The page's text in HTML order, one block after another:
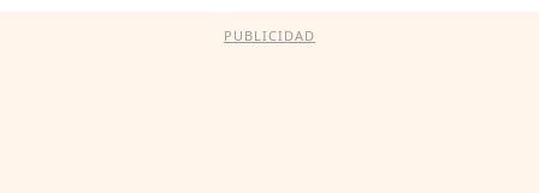
PUBLICIDAD